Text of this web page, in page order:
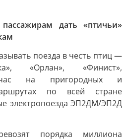
дать «птичьи»
поезда в честь птиц —
«Орлан», «Финист»,
на пригородных и
по всей стране
электропоезда ЭП2ДМ/ЭП2Д
порядка миллиона